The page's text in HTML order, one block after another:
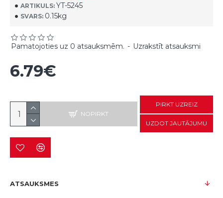
ARTIKULS: YT-5245
SVARS: 0.15kg
Pamatojoties uz 0 atsauksmēm. - Uzrakstīt atsauksmi
6.79€
NOPIRKT
PIRKT UZREIZ
UZDOT JAUTĀJUMU
ATSAUKSMES